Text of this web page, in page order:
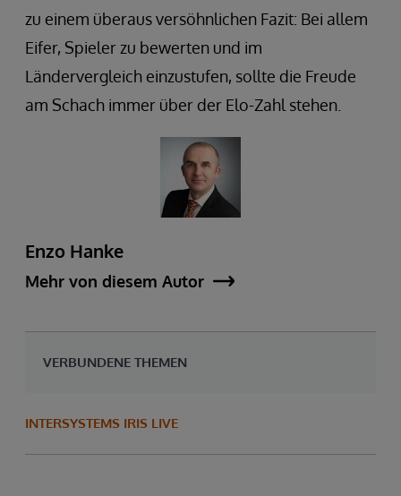
zu einem überaus versöhnlichen Fazit: Bei allem
Eifer, Spieler zu bewerten und im
Ländervergleich einzustufen, sollte die Freude
am Schach immer über der Elo-Zahl stehen.
Enzo Hanke
Mehr von diesem Autor
VERBUNDENE THEMEN
INTERSYSTEMS IRIS LIVE